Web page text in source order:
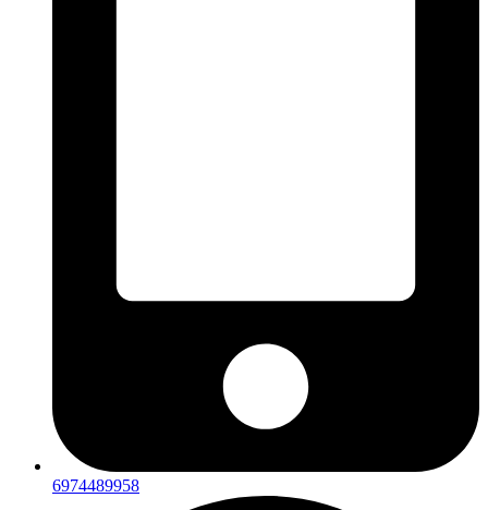
6974489958